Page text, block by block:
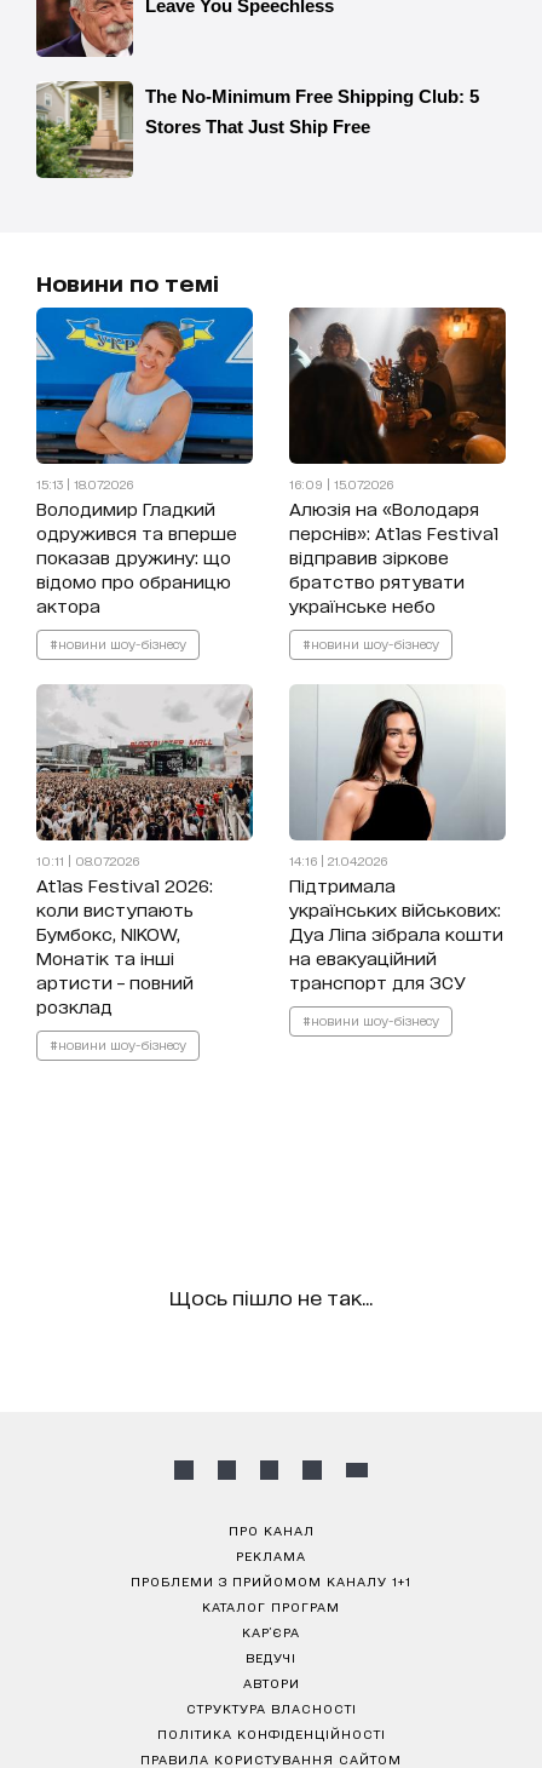
Новини по темі
15:13 | 18.07.2026
Володимир Гладкий
одружився та вперше
показав дружину: що
відомо про обраницю
актора
#новини шоу-бізнесу
16:09 | 15.07.2026
Алюзія на «Володаря
перснів»: Atlas Festival
відправив зіркове
братство рятувати
українське небо
#новини шоу-бізнесу
10:11 | 08.07.2026
Atlas Festival 2026:
коли виступають
Бумбокс, NIKOW,
Монатік та інші
артисти – повний
розклад
#новини шоу-бізнесу
14:16 | 21.04.2026
Підтримала
українських військових:
Дуа Ліпа зібрала кошти
на евакуаційний
транспорт для ЗСУ
#новини шоу-бізнесу
Щось пішло не так...
ПРО КАНАЛ
РЕКЛАМА
ПРОБЛЕМИ З ПРИЙОМОМ КАНАЛУ 1+1
КАТАЛОГ ПРОГРАМ
КАР’ЄРА
ВЕДУЧІ
АВТОРИ
СТРУКТУРА ВЛАСНОСТІ
ПОЛІТИКА КОНФІДЕНЦІЙНОСТІ
ПРАВИЛА КОРИСТУВАННЯ САЙТОМ